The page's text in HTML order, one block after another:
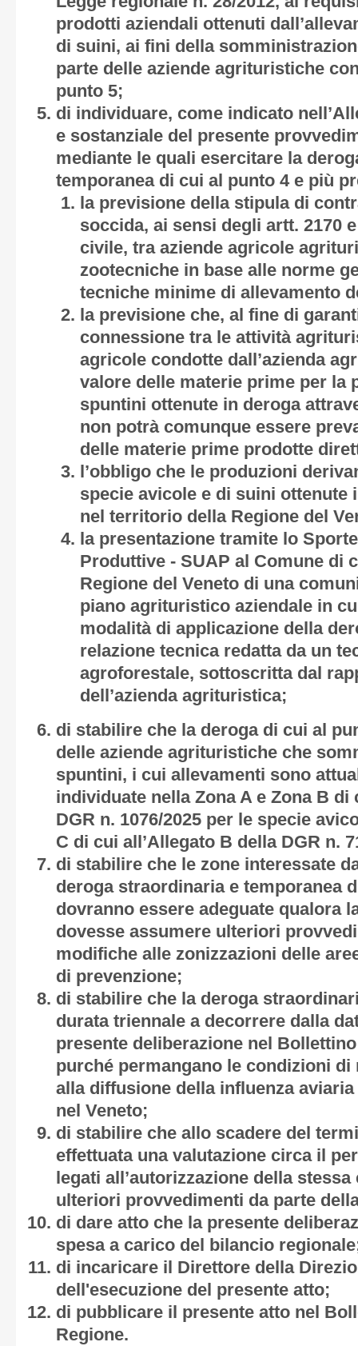
prodotti aziendali ottenuti
di suini, ai fini della
parte delle aziende agrituristiche
punto 5;
di individuare, come indicato nell’
e sostanziale del presente
mediante le quali esercitare la
temporanea di cui al punto 4 e più
la previsione della stipula di
soccida, ai sensi degli artt. 2170
civile, tra aziende agricole
zootecniche in base alle norme
tecniche minime di allevamento
la previsione che, al fine di
connessione tra le attività
agricole condotte dall’azienda
valore delle materie prime per la
spuntini ottenute in deroga
non potrà comunque essere
delle materie prime prodotte
l’obbligo che le produzioni
specie avicole e di suini ottenute
nel territorio della Regione del
la presentazione tramite lo
Produttive - SUAP al Comune di
Regione del Veneto di una
piano agrituristico aziendale in
modalità di applicazione della
relazione tecnica redatta da un
agroforestale, sottoscritta dal
dell’azienda agrituristica;
di stabilire che la deroga di cui al
delle aziende agrituristiche che
spuntini, i cui allevamenti sono
individuate nella Zona A e Zona B di
DGR n. 1076/2025 per le specie
C di cui all’Allegato B della DGR n.
di stabilire che le zone interessate
deroga straordinaria e temporanea
dovranno essere adeguate qualora
dovesse assumere ulteriori
modifiche alle zonizzazioni delle
di prevenzione;
di stabilire che la deroga
durata triennale a decorrere dalla
presente deliberazione nel
purché permangano le condizioni
alla diffusione della influenza
nel Veneto;
di stabilire che allo scadere del
effettuata una valutazione circa il
legati all’autorizzazione della
ulteriori provvedimenti da parte
di dare atto che la presente
spesa a carico del bilancio
di incaricare il Direttore della
dell'esecuzione del presente atto;
di pubblicare il presente atto nel
Regione.